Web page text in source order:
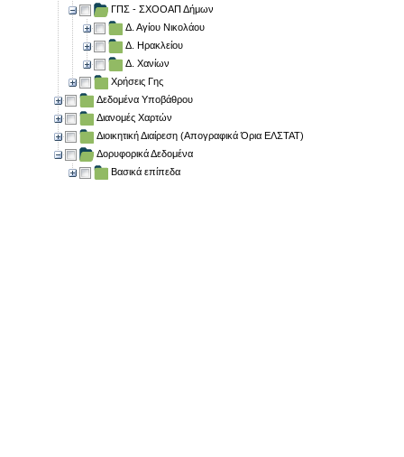
ΓΠΣ - ΣΧΟΟΑΠ Δήμων
Δ. Αγίου Νικολάου
Δ. Ηρακλείου
Δ. Χανίων
Χρήσεις Γης
Δεδομένα Υποβάθρου
Διανομές Χαρτών
Διοικητική Διαίρεση (Απογραφικά Όρια ΕΛΣΤΑΤ)
Δορυφορικά Δεδομένα
Βασικά επίπεδα